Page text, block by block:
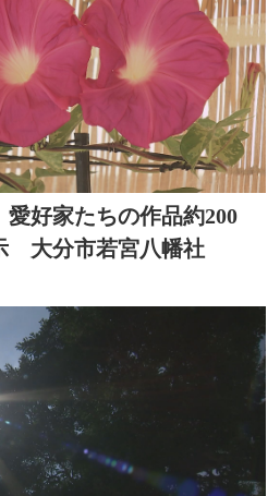
好家たちの作品約200
大分市若宮八幡社